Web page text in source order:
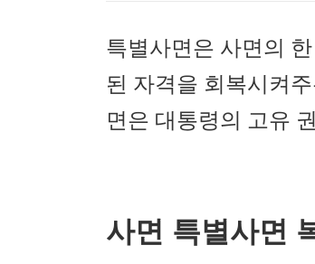
특별사면은 사면의
된 자격을 회복시켜
면은 대통령의 고유
사면 특별사면